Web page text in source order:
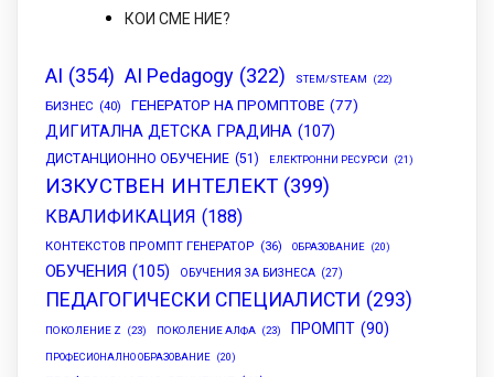
КОИ СМЕ НИЕ?
AI (354) AI Pedagogy (322) STEM/STEAM (22)
БИЗНЕС (40) ГЕНЕРАТОР НА ПРОМПТОВЕ (77)
ДИГИТАЛНА ДЕТСКА ГРАДИНА (107)
ДИСТАНЦИОННО ОБУЧЕНИЕ (51) ЕЛЕКТРОННИ РЕСУРСИ (21)
ИЗКУСТВЕН ИНТЕЛЕКТ (399)
КВАЛИФИКАЦИЯ (188)
КОНТЕКСТОВ ПРОМПТ ГЕНЕРАТОР (36) ОБРАЗОВАНИЕ (20)
ОБУЧЕНИЯ (105) ОБУЧЕНИЯ ЗА БИЗНЕСА (27)
ПЕДАГОГИЧЕСКИ СПЕЦИАЛИСТИ (293)
ПОКОЛЕНИЕ Z (23) ПОКОЛЕНИЕ АЛФА (23) ПРОМПТ (90)
ПРОФЕСИОНАЛНО ОБРАЗОВАНИЕ (20)